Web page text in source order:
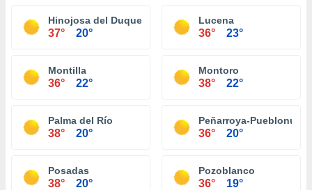
Hinojosa del Duque
37° 20°
Lucena
36° 23°
Montilla
36° 22°
Montoro
38° 22°
Palma del Río
38° 20°
Peñarroya-
36° 20°
Posadas
38° 20°
Pozoblanco
36° 19°